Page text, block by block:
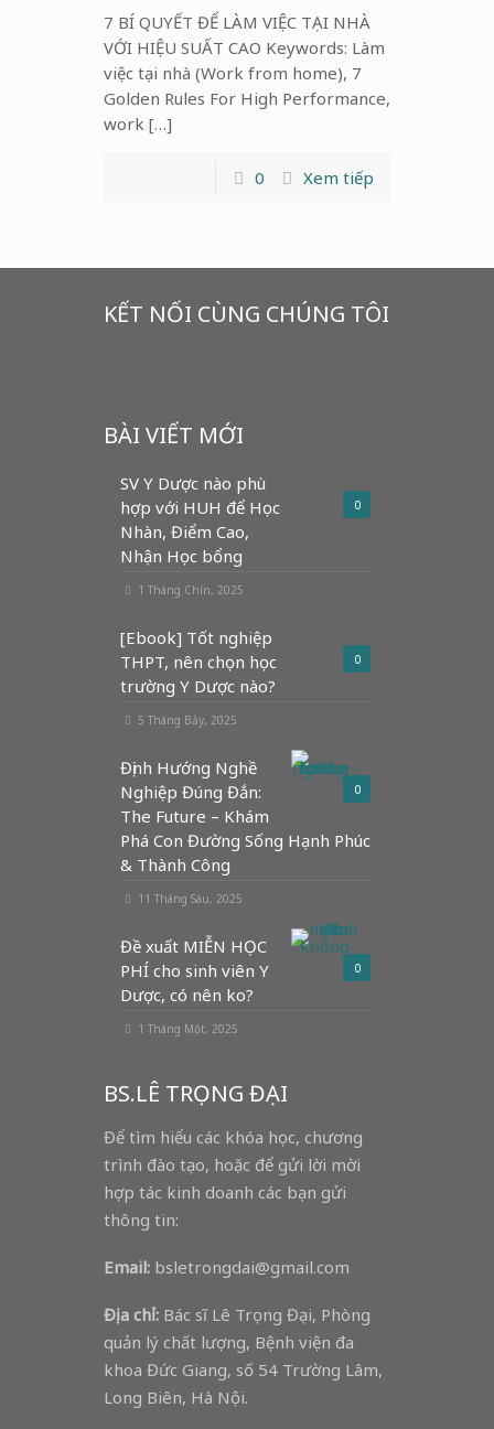
7 BÍ QUYẾT ĐỂ LÀM VIỆC TẠI NHÀ
VỚI HIỆU SUẤT CAO Keywords: Làm
việc tại nhà (Work from home), 7
Golden Rules For High Performance,
work […]
0 Xem tiếp
KẾT NỐI CÙNG CHÚNG TÔI
BÀI VIẾT MỚI
0
SV Y Dược nào phù
hợp với HUH để Học
Nhàn, Điểm Cao,
Nhận Học bổng
1 Tháng Chín, 2025
0
[Ebook] Tốt nghiệp
THPT, nên chọn học
trường Y Dược nào?
5 Tháng Bảy, 2025
0
Định Hướng Nghề
Nghiệp Đúng Đắn:
The Future – Khám
Phá Con Đường Sống Hạnh Phúc
& Thành Công
11 Tháng Sáu, 2025
0
Đề xuất MIỄN HỌC
PHÍ cho sinh viên Y
Dược, có nên ko?
1 Tháng Một, 2025
BS.LÊ TRỌNG ĐẠI
Để tìm hiểu các khóa học, chương
trình đào tạo, hoặc để gửi lời mời
hợp tác kinh doanh các bạn gửi
thông tin:
Email: bsletrongdai@gmail.com
Địa chỉ: Bác sĩ Lê Trọng Đại, Phòng
quản lý chất lượng, Bệnh viện đa
khoa Đức Giang, số 54 Trường Lâm,
Long Biên, Hà Nội.